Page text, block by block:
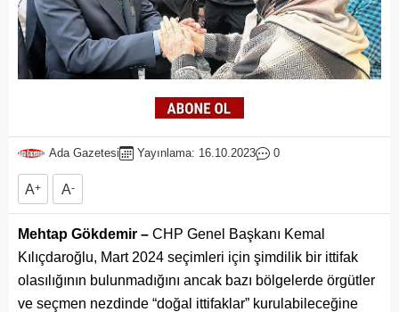
Ada Gazetesi Yayınlama: 16.10.2023 0
A+ A-
Mehtap Gökdemir – CHP Genel Başkanı Kemal
Kılıçdaroğlu, Mart 2024 seçimleri için şimdilik bir ittifak
olasılığının bulunmadığını ancak bazı bölgelerde örgütler
ve seçmen nezdinde “doğal ittifaklar” kurulabileceğine